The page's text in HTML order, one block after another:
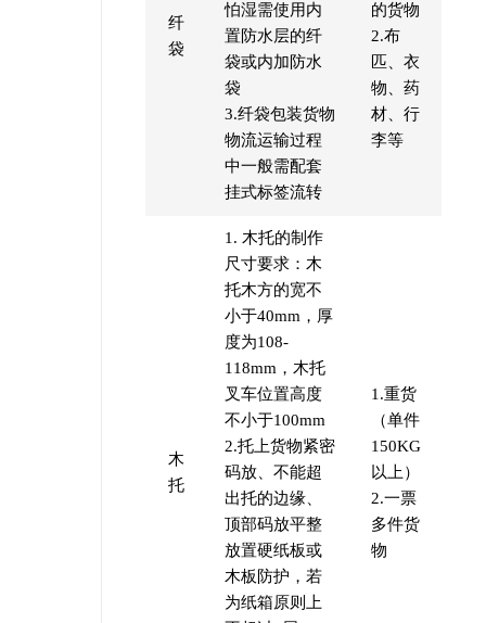
纤
袋
怕湿需使用内
置防水层的纤
袋或内加防水
袋
3.纤袋包装货物
物流运输过程
中一般需配套
挂式标签流转
的货物
2.布
匹、衣
物、药
材、行
李等
木
托
1. 木托的制作
尺寸要求：木
托木方的宽不
小于40mm，厚
度为108-
118mm，木托
叉车位置高度
不小于100mm
2.托上货物紧密
码放、不能超
出托的边缘、
顶部码放平整
放置硬纸板或
木板防护，若
为纸箱原则上
1.重货
（单件
150KG
以上）
2.一票
多件货
物